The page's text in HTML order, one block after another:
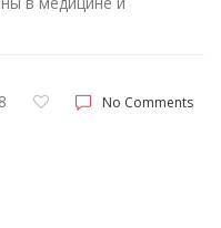
No Comments